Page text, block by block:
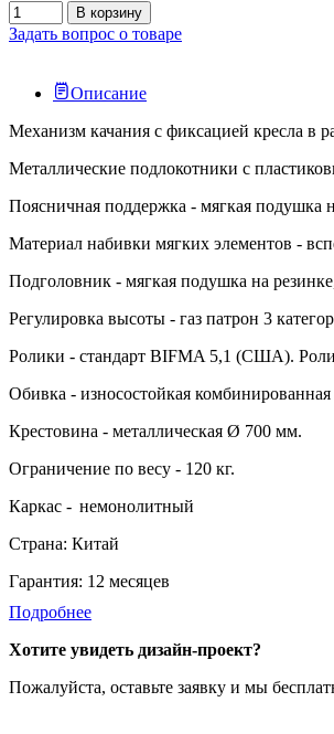
В корзину
Задать вопрос о товаре
Описание
Механизм качания с фиксацией кресла в
Металлические подлокотники с
Поясничная поддержка - мягкая подушка
Материал набивки мягких элементов -
Подголовник - мягкая подушка на
Регулировка высоты - газ патрон 3
Ролики - стандарт BIFMA 5,1 (США).
Обивка - износостойкая комбинированная
Крестовина - металлическая Ø 700 мм.
Ограничение по весу - 120 кг.
Каркас - немонолитный
Страна: Китай
Гарантия: 12 месяцев
Подробнее
Хотите увидеть дизайн-проект?
Пожалуйста, оставьте заявку и мы